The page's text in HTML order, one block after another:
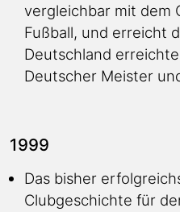
vergleichbar mit dem
Fußball, und erreicht
Deutschland erreichte
Deutscher Meister
1999
Das bisher
Clubgeschichte für